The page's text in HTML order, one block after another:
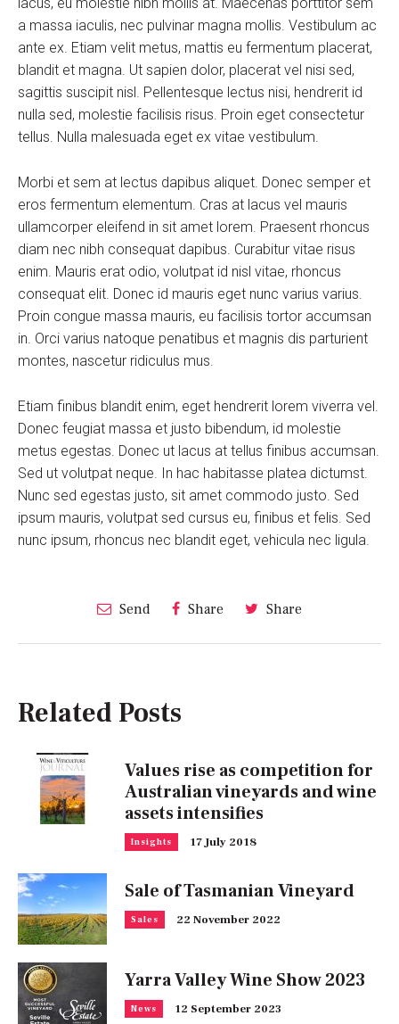
a massa iaculis, nec pulvinar magna mollis. Vestibulum ac
ante ex. Etiam velit metus, mattis eu fermentum placerat,
blandit et magna. Ut sapien dolor, placerat vel nisi sed,
sagittis suscipit nisl. Pellentesque lectus nisi, hendrerit id
nulla sed, molestie facilisis risus. Proin eget consectetur
tellus. Nulla malesuada eget ex vitae vestibulum.
Morbi et sem at lectus dapibus aliquet. Donec semper et
eros fermentum elementum. Cras at lacus vel mauris
ullamcorper eleifend in sit amet lorem. Praesent rhoncus
diam nec nibh consequat dapibus. Curabitur vitae risus
enim. Mauris erat odio, volutpat id nisl vitae, rhoncus
consequat elit. Donec id mauris eget nunc varius varius.
Proin congue massa mauris, eu facilisis tortor accumsan
in. Orci varius natoque penatibus et magnis dis parturient
montes, nascetur ridiculus mus.
Etiam finibus blandit enim, eget hendrerit lorem viverra vel.
Donec feugiat massa et justo bibendum, id molestie
metus egestas. Donec ut lacus at tellus finibus accumsan.
Sed ut volutpat neque. In hac habitasse platea dictumst.
Nunc sed egestas justo, sit amet commodo justo. Sed
ipsum mauris, volutpat sed cursus eu, finibus et felis. Sed
nunc ipsum, rhoncus nec blandit eget, vehicula nec ligula.
Send Share Share
Related Posts
Values rise as competition for
Australian vineyards and wine
assets intensifies
Insights 17 July 2018
Sale of Tasmanian Vineyard
Sales 22 November 2022
Yarra Valley Wine Show 2023
News 12 September 2023